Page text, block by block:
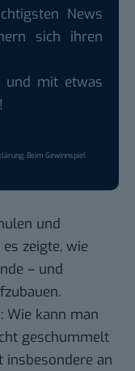
News
sich ihren
und mit etwas
. Beim Gewinnspiel
und
zeigte, wie
– und
Wie kann man
geschummelt
insbesondere an